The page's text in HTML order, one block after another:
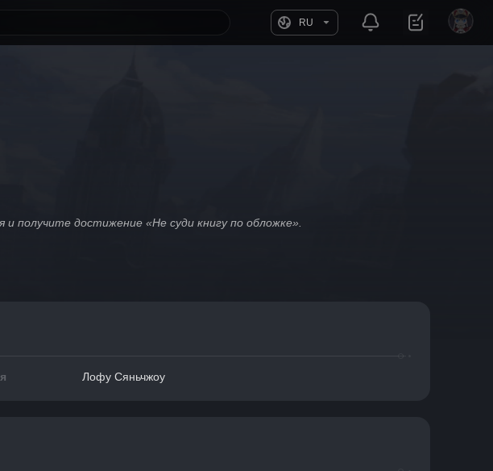
RU
достижение «Не суди книгу по обложке».
Лофу Сяньчжоу